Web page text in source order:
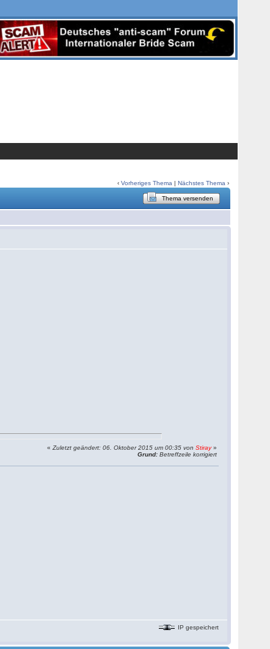
‹Vorheriges Thema |Nächstes Thema ›
Thema versenden
«Zuletzt geändert: 06. Oktober 2015 um 00:35 vonStiray»
Grund: Betreffzeile korrigiert
IP gespeichert